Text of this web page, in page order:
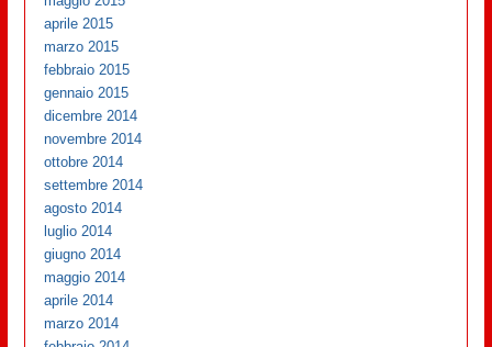
aprile 2015
marzo 2015
febbraio 2015
gennaio 2015
dicembre 2014
novembre 2014
ottobre 2014
settembre 2014
agosto 2014
luglio 2014
giugno 2014
maggio 2014
aprile 2014
marzo 2014